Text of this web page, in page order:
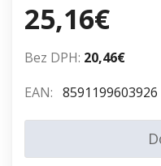
25,16€
Bez DPH: 20,46€
EAN: 8591199603926